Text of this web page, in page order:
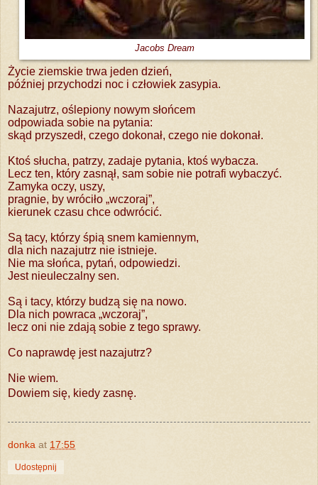
Jacobs Dream
Życie ziemskie trwa jeden dzień,
później przychodzi noc i człowiek zasypia.
Nazajutrz, oślepiony nowym słońcem
odpowiada sobie na pytania:
skąd przyszedł, czego dokonał, czego nie dokonał.
Ktoś słucha, patrzy, zadaje pytania, ktoś wybacza.
Lecz ten, który zasnął, sam sobie nie potrafi wybaczyć.
Zamyka oczy, uszy,
pragnie, by wróciło „wczoraj”,
kierunek czasu chce odwrócić.
Są tacy, którzy śpią snem kamiennym,
dla nich nazajutrz nie istnieje.
Nie ma słońca, pytań, odpowiedzi.
Jest nieuleczalny sen.
Są i tacy, którzy budzą się na nowo.
Dla nich powraca „wczoraj”,
lecz oni nie zdają sobie z tego sprawy.
Co naprawdę jest nazajutrz?
Nie wiem.
Dowiem się, kiedy zasnę.
donka at 17:55
Udostępnij